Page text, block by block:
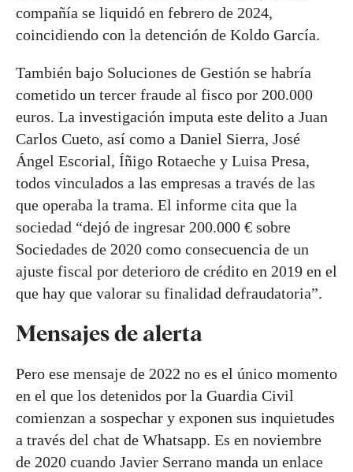
compañía se liquidó en febrero de 2024,
coincidiendo con la detención de Koldo García.
También bajo Soluciones de Gestión se habría
cometido un tercer fraude al fisco por 200.000
euros. La investigación imputa este delito a Juan
Carlos Cueto, así como a Daniel Sierra, José
Ángel Escorial, Íñigo Rotaeche y Luisa Presa,
todos vinculados a las empresas a través de las
que operaba la trama. El informe cita que la
sociedad “dejó de ingresar 200.000 € sobre
Sociedades de 2020 como consecuencia de un
ajuste fiscal por deterioro de crédito en 2019 en el
que hay que valorar su finalidad defraudatoria”.
Mensajes de alerta
Pero ese mensaje de 2022 no es el único momento
en el que los detenidos por la Guardia Civil
comienzan a sospechar y exponen sus inquietudes
a través del chat de Whatsapp. Es en noviembre
de 2020 cuando Javier Serrano manda un enlace